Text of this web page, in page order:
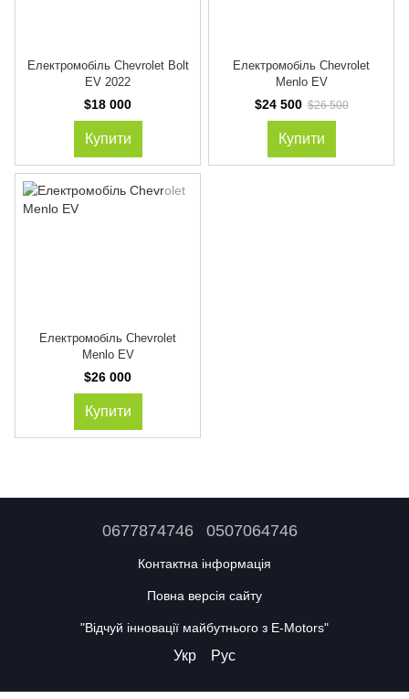
Електромобіль Chevrolet Bolt
EV 2022
$18 000
Купити
Електромобіль Chevrolet
Menlo EV
$24 500 $26 500
Купити
Електромобіль Chevrolet
Menlo EV
$26 000
Купити
0677874746 0507064746
Контактна інформація
Повна версія сайту
"Відчуй інновації майбутнього з E-Motors"
Укр Рус